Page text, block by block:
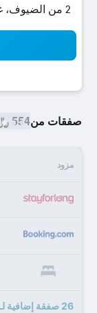
2 من الضيوف، غرفة واحدة
صفقات من554 ﷼
مزود